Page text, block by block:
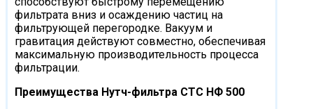
фильтрата вниз и осаждению частиц на
фильтрующей перегородке. Вакуум и
гравитация действуют совместно, обеспечивая
максимальную производительность процесса
фильтрации.
Преимущества Нутч-фильтра СТС НФ 500